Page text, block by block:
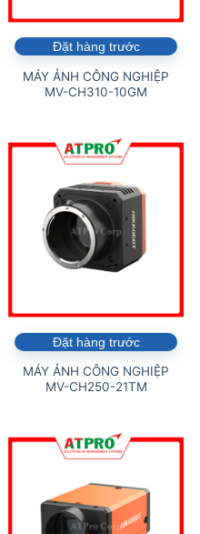
Đặt hàng trước
MÁY ẢNH CÔNG NGHIỆP
MV-CH310-10GM
Đặt hàng trước
MÁY ẢNH CÔNG NGHIỆP
MV-CH250-21TM